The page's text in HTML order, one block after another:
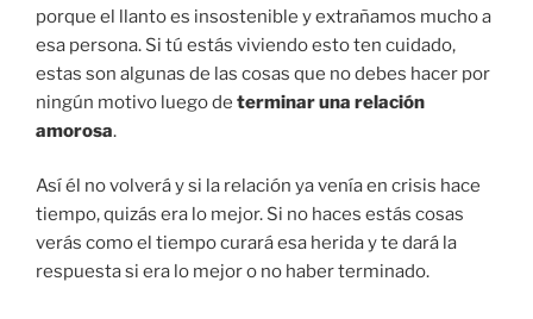
porque el llanto es insostenible y extrañamos mucho a
esa persona. Si tú estás viviendo esto ten cuidado,
estas son algunas de las cosas que no debes hacer por
ningún motivo luego de terminar una relación
amorosa.
Así él no volverá y si la relación ya venía en crisis hace
tiempo, quizás era lo mejor. Si no haces estás cosas
verás como el tiempo curará esa herida y te dará la
respuesta si era lo mejor o no haber terminado.